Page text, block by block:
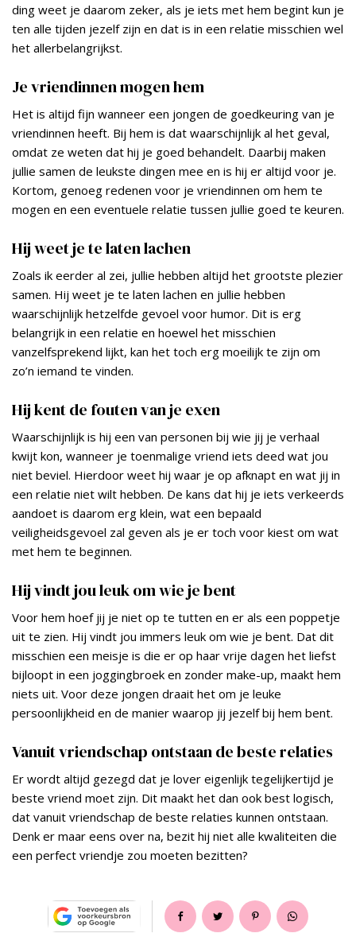
ding weet je daarom zeker, als je iets met hem begint kun je
ten alle tijden jezelf zijn en dat is in een relatie misschien wel
het allerbelangrijkst.
Je vriendinnen mogen hem
Het is altijd fijn wanneer een jongen de goedkeuring van je
vriendinnen heeft. Bij hem is dat waarschijnlijk al het geval,
omdat ze weten dat hij je goed behandelt. Daarbij maken
jullie samen de leukste dingen mee en is hij er altijd voor je.
Kortom, genoeg redenen voor je vriendinnen om hem te
mogen en een eventuele relatie tussen jullie goed te keuren.
Hij weet je te laten lachen
Zoals ik eerder al zei, jullie hebben altijd het grootste plezier
samen. Hij weet je te laten lachen en jullie hebben
waarschijnlijk hetzelfde gevoel voor humor. Dit is erg
belangrijk in een relatie en hoewel het misschien
vanzelfsprekend lijkt, kan het toch erg moeilijk te zijn om
zo’n iemand te vinden.
Hij kent de fouten van je exen
Waarschijnlijk is hij een van personen bij wie jij je verhaal
kwijt kon, wanneer je toenmalige vriend iets deed wat jou
niet beviel. Hierdoor weet hij waar je op afknapt en wat jij in
een relatie niet wilt hebben. De kans dat hij je iets verkeerds
aandoet is daarom erg klein, wat een bepaald
veiligheidsgevoel zal geven als je er toch voor kiest om wat
met hem te beginnen.
Hij vindt jou leuk om wie je bent
Voor hem hoef jij je niet op te tutten en er als een poppetje
uit te zien. Hij vindt jou immers leuk om wie je bent. Dat dit
misschien een meisje is die er op haar vrije dagen het liefst
bijloopt in een joggingbroek en zonder make-up, maakt hem
niets uit. Voor deze jongen draait het om je leuke
persoonlijkheid en de manier waarop jij jezelf bij hem bent.
Vanuit vriendschap ontstaan de beste relaties
Er wordt altijd gezegd dat je lover eigenlijk tegelijkertijd je
beste vriend moet zijn. Dit maakt het dan ook best logisch,
dat vanuit vriendschap de beste relaties kunnen ontstaan.
Denk er maar eens over na, bezit hij niet alle kwaliteiten die
een perfect vriendje zou moeten bezitten?